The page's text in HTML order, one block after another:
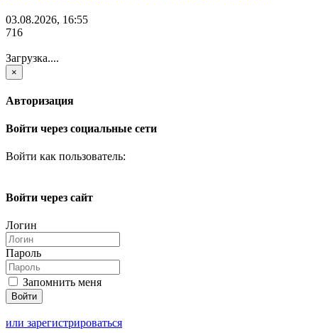
03.08.2026, 16:55
716
Загрузка....
×
Авторизация
Войти через социальные сети
Войти как пользователь:
Войти через сайт
Логин
Пароль
Запомнить меня
или зарегистрироваться